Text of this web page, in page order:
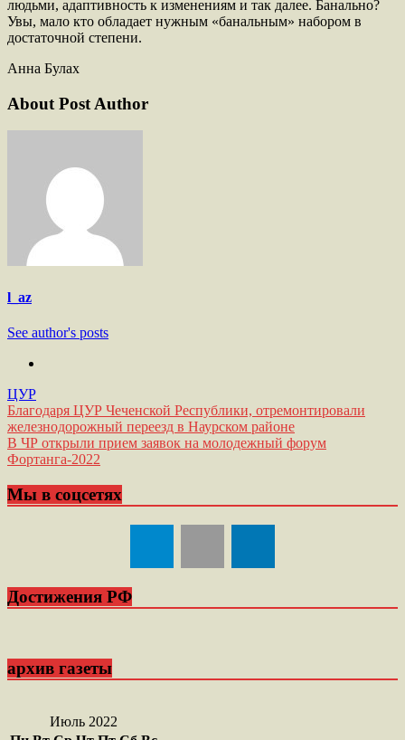
людьми, адаптивность к изменениям и так далее. Банально?
Увы, мало кто обладает нужным «банальным» набором в
достаточной степени.
Анна Булах
About Post Author
l_az
See author's posts
ЦУР
Навигация
по
записям
Благодаря ЦУР Чеченской Республики, отремонтировали
железнодорожный переезд в Наурском районе
В ЧР открыли прием заявок на молодежный форум
Фортанга-2022
Мы в соцсетях
Достижения РФ
архив газеты
Июль 2022